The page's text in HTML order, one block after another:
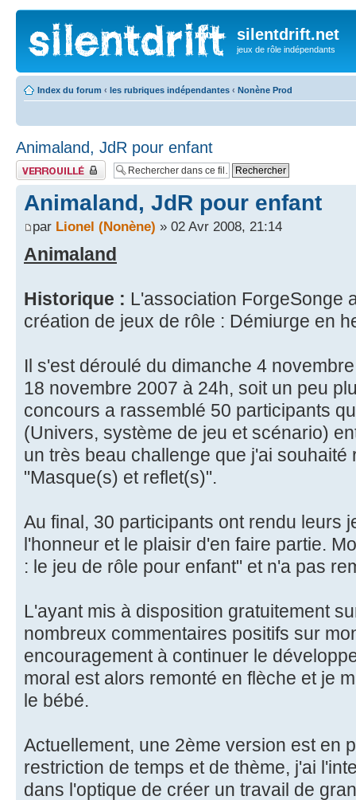
silentdrift.net
jeux de rôle indépendants
Index du forum ‹ les rubriques indépendantes ‹ Nonène Prod
Animaland, JdR pour enfant
Fil verrouillé
Animaland, JdR pour enfant
par Lionel (Nonène) » 02 Avr 2008, 21:14
Animaland
Historique : L'association ForgeSonge
création de jeux de rôle : Démiurge en
Il s'est déroulé du dimanche 4
18 novembre 2007 à 24h, soit un peu
concours a rassemblé 50 participants
(Univers, système de jeu et scénario)
un très beau challenge que j'ai souhaité
"Masque(s) et reflet(s)".
Au final, 30 participants ont rendu leurs
l'honneur et le plaisir d'en faire partie.
: le jeu de rôle pour enfant" et n'a pas
L'ayant mis à disposition gratuitement
nombreux commentaires positifs sur
encouragement à continuer le
moral est alors remonté en flèche et je
le bébé.
Actuellement, une 2ème version est en
restriction de temps et de thème, j'ai
dans l'optique de créer un travail de